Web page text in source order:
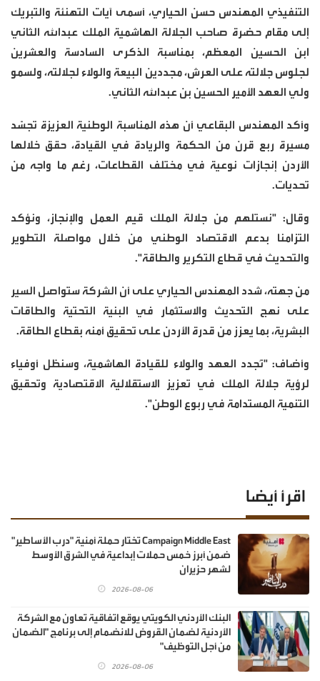
التنفيذي المهندس حسن الحياري، أسمى آيات التهنئة والتبريك
إلى مقام حضرة صاحب الجلالة الهاشمية الملك عبدالله الثاني
ابن الحسين المعظم، بمناسبة الذكرى السادسة والعشرين
لجلوس جلالته على العرش، مجددين البيعة والولاء لجلالته، ولسمو
ولي العهد الأمير الحسين بن عبدالله الثاني.
وأكد المهندس البقاعي أن هذه المناسبة الوطنية العزيزة تجسّد
مسيرة ربع قرن من الحكمة والريادة في القيادة، حقق خلالها
الأردن إنجازات نوعية في مختلف القطاعات، رغم ما واجه من
تحديات.
وقال: "نستلهم من جلالة الملك قيم العمل والإنجاز، ونؤكد
التزامنا بدعم الاقتصاد الوطني من خلال مواصلة التطوير
والتحديث في قطاع التكرير والطاقة".
من جهته، شدد المهندس الحياري على أن الشركة ستواصل السير
على نهج التحديث والاستثمار في البنية التحتية والطاقات
البشرية، بما يعزز من قدرة الأردن على تحقيق أمنه بقطاع الطاقة.
وأضاف: "نُجدد العهد والولاء للقيادة الهاشمية، وسنظل أوفياء
لرؤية جلالة الملك في تعزيز الاستقلالية الاقتصادية وتحقيق
التنمية المستدامة في ربوع الوطن".
اقرأ أيضا
Campaign Middle East تختار حملة أمنية "درب الأساطير"
ضمن أبرز خمس حملات إبداعية في الشرق الأوسط
لشهر حزيران
2026-08-06
البنك الأردني الكويتي يوقع اتفاقية تعاون مع الشركة
الأردنية لضمان القروض للانضمام إلى برنامج "الضمان
من أجل التوظيف"
2026-08-06